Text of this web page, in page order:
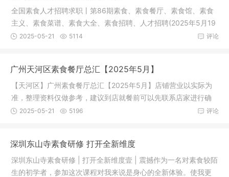
全国素食人才招聘求职丨第86期素食、素食餐厅、素食馆、素食
主义、素食菜谱、素食大全、素食招聘、人才招聘(2025年5月19
日)求 职
评论
2025-05-21 5114
广州天河区素食餐厅总汇【2025年5月】
【天河区】广州素食餐厅总汇【2025年5月】店铺营业以实际为
准，整理资料仅做参考，建议到店就餐前可以先联系店家进行确
认。（排
评论
2025-05-21 5196
深圳东山寺素食研修 打开全新维度
深圳东山寺素食研修 | 打开全新维度壹 | 震撼作为一名对素食较陌
生的初学者，参加这次课程对我来说是身心的全新体验。使我更